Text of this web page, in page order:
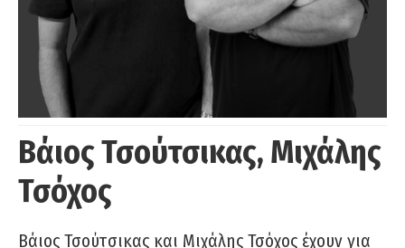
Βάιος Τσούτσικας, Μιχάλης
Τσόχος
Βάιος Τσούτσικας και Μιχάλης Τσόχος έχουν για